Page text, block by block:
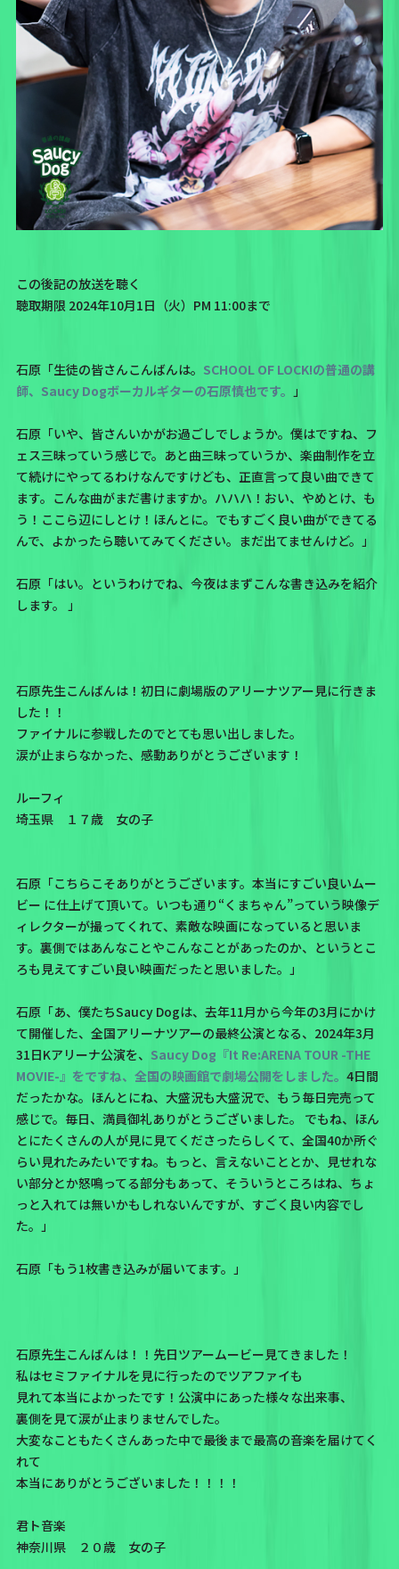
この後記の放送を聴く
聴取期限 2024年10月1日（火）PM 11:00まで
石原「生徒の皆さんこんばんは。 SCHOOL OF LOCK!の普通の講
師、Saucy Dogボーカルギターの石原慎也です。 」
石原「いや、皆さんいかがお過ごしでしょうか。僕はですね、フ
ェス三昧っていう感じで。あと曲三昧っていうか、楽曲制作を立
て続けにやってるわけなんですけども、正直言って良い曲できて
ます。こんな曲がまだ書けますか。ハハハ！おい、やめとけ、も
う！ここら辺にしとけ！ほんとに。でもすごく良い曲ができてる
んで、よかったら聴いてみてください。まだ出てませんけど。」
石原「はい。というわけでね、今夜はまずこんな書き込みを紹介
します。 」
石原先生こんばんは！初日に劇場版のアリーナツアー見に行きま
した！！
ファイナルに参戦したのでとても思い出しました。
涙が止まらなかった、感動ありがとうございます！
ルーフィ
埼玉県 １７歳 女の子
石原「こちらこそありがとうございます。本当にすごい良いムー
ビー に仕上げて頂いて。いつも通り“くまちゃん”っていう映像デ
ィレクターが撮ってくれて、素敵な映画になっていると思いま
す。裏側ではあんなことやこんなことがあったのか、というとこ
ろも見えてすごい良い映画だったと思いました。」
石原「あ、僕たちSaucy Dogは、去年11月から今年の3月にかけ
て開催した、全国アリーナツアーの最終公演となる、2024年3月
31日Kアリーナ公演を、 Saucy Dog『It Re:ARENA TOUR -THE
MOVIE-』をですね、全国の映画館で劇場公開をしました。 4日間
だったかな。ほんとにね、大盛況も大盛況で、もう毎日完売って
感じで。毎日、満員御礼ありがとうございました。 でもね、ほん
とにたくさんの人が見に見てくださったらしくて、全国40か所ぐ
らい見れたみたいですね。もっと、言えないこととか、見せれな
い部分とか怒鳴ってる部分もあって、そういうところはね、ちょ
っと入れては無いかもしれないんですが、すごく良い内容でし
た。」
石原「もう1枚書き込みが届いてます。」
石原先生こんばんは！！先日ツアームービー見てきました！
私はセミファイナルを見に行ったのでツアファイも
見れて本当によかったです！公演中にあった様々な出来事、
裏側を見て涙が止まりませんでした。
大変なこともたくさんあった中で最後まで最高の音楽を届けてく
れて
本当にありがとうございました！！！！
君ト音楽
神奈川県 ２０歳 女の子